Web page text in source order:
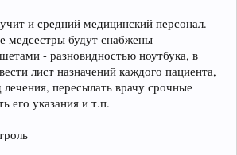
и средний медицинский персонал.
медсестры будут снабжены
- разновидностью ноутбука, в
лист назначений каждого пациента,
лечения, пересылать врачу срочные
его указания и т.п.